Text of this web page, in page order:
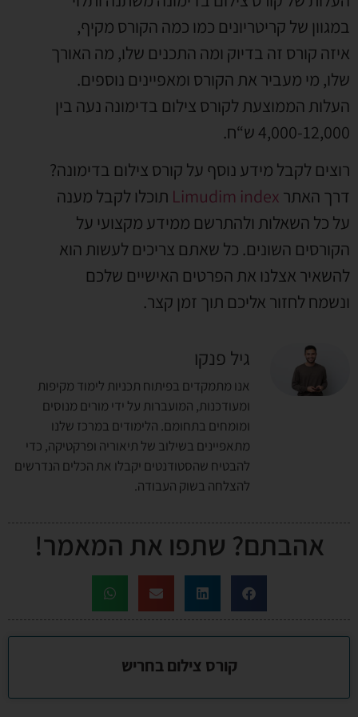
במגוון של קריטריונים כמו כמה הקורס מקיף,
איזה קורס זה בדיוק ומה התכנים שלו, מה האורך
שלו, מי מעביר את הקורס ומאפיינים נוספים.
העלות הממוצעת לקורס צילום בדימונה נעה בין
4,000-12,000 ש“ח.
רוצים לקבל מידע נוסף על קורס צילום בדימונה?
דרך האתר Limudim index תוכלו לקבל מענה
על כל השאלות ולהתרשם ממידע מקצועי על
הקורסים השונים. כל שאתם צריכים לעשות הוא
להשאיר אצלנו את הפרטים האישיים שלכם
ונשמח לחזור אליכם תוך זמן קצר.
גיל פנקו
אנו מתמקדים בפיתוח תכניות לימוד מקיפות
ומעודכנות, המועברות על ידי מורים מנוסים
ומומחים בתחומם. הלימודים במרכז שלנו
מתאפיינים בשילוב של תיאוריה ופרקטיקה, כדי
להבטיח שהסטודנטים יקבלו את הכלים הנדרשים
להצלחה בשוק העבודה.
אהבתם? שתפו את המאמר!
קורס צילום בחריש